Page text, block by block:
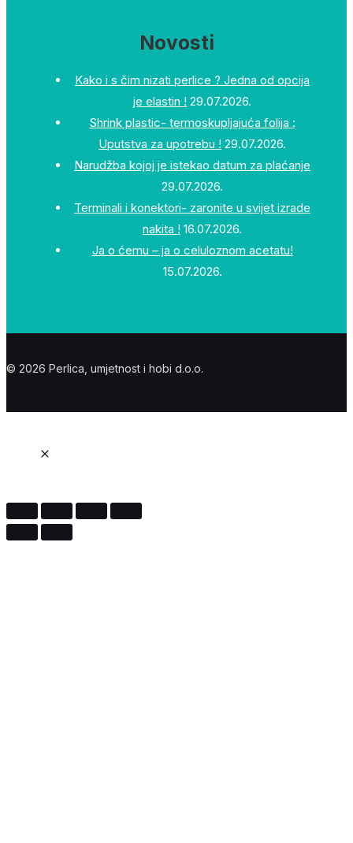
Novosti
Kako i s čim nizati perlice ? Jedna od opcija
je elastin ! 29.07.2026.
Shrink plastic- termoskupljajuća folija :
Uputstva za upotrebu ! 29.07.2026.
Narudžba kojoj je istekao datum za plaćanje
29.07.2026.
Terminali i konektori- zaronite u svijet izrade
nakita ! 16.07.2026.
Ja o ćemu – ja o celuloznom acetatu!
15.07.2026.
© 2026 Perlica, umjetnost i hobi d.o.o.